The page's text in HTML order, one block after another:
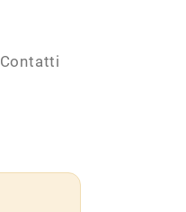
Contatti